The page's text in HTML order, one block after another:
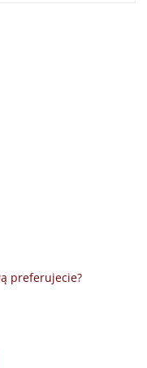
preferujecie?